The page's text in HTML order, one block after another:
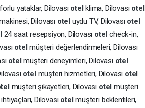
yataklar, Dilovası otelklima, Dilovası otel
Dilovası otel uydu TV, Dilovası otel
24 saat resepsiyon, Dilovası otelcheck-in,
otelmüşteri değerlendirmeleri, Dilovası
otelmüşteri deneyimleri, Dilovası otel
otel müşteri hizmetleri, Dilovası otel
müşteri şikayetleri, Dilovası otel müşteri
Dilovası otelmüşteri beklentileri,